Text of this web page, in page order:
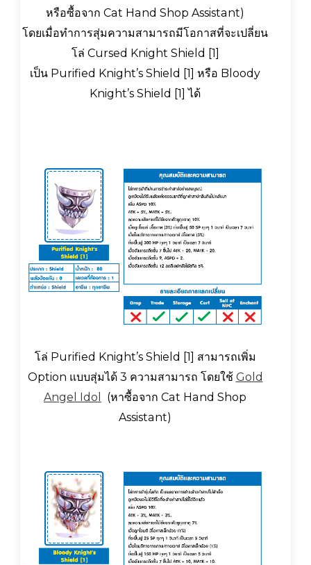
หรือซื้อจาก Cat Hand Shop Assistant)
โดยเมื่อทำการสุ่มความสามารถมีโอกาสที่จะเปลี่ยน
โล่ Cursed Knight Shield [1]
เป็น Purified Knight’s Shield [1] หรือ Bloody
Knight’s Shield [1] ได้
โล่ Purified Knight’s Shield [1] สามารถเพิ่ม
Option แบบสุ่มได้ 3 ความสามารถ โดยใช้ Gold
Angel Idol
(หาซื้อจาก Cat Hand Shop
Assistant)